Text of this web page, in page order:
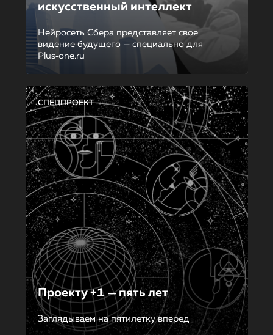
искусственный интеллект
Нейросеть Сбера представляет свое
видение будущего — специально для
Plus‑one.ru
СПЕЦПРОЕКТ
Проекту +1 — пять лет
Заглядываем на пятилетку вперед